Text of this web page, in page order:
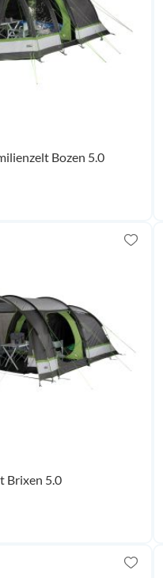
Bozen 5.0
Brixen 5.0